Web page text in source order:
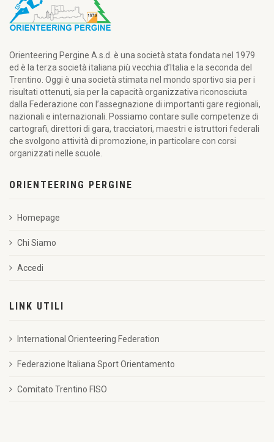
Orienteering Pergine A.s.d. è una società stata fondata nel 1979
ed è la terza società italiana più vecchia d’Italia e la seconda del
Trentino. Oggi è una società stimata nel mondo sportivo sia per i
risultati ottenuti, sia per la capacità organizzativa riconosciuta
dalla Federazione con l’assegnazione di importanti gare regionali,
nazionali e internazionali. Possiamo contare sulle competenze di
cartografi, direttori di gara, tracciatori, maestri e istruttori federali
che svolgono attività di promozione, in particolare con corsi
organizzati nelle scuole.
ORIENTEERING PERGINE
Homepage
Chi Siamo
Accedi
LINK UTILI
International Orienteering Federation
Federazione Italiana Sport Orientamento
Comitato Trentino FISO